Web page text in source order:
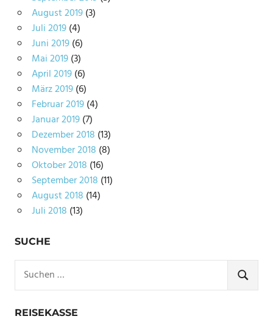
August 2019(3)
Juli 2019(4)
Juni 2019(6)
Mai 2019(3)
April 2019(6)
März 2019(6)
Februar 2019(4)
Januar 2019(7)
Dezember 2018 (13)
November 2018 (8)
Oktober 2018 (16)
September 2018 (11)
August 2018 (14)
Juli 2018 (13)
SUCHE
nach:
SUCHEN
REISEKASSE